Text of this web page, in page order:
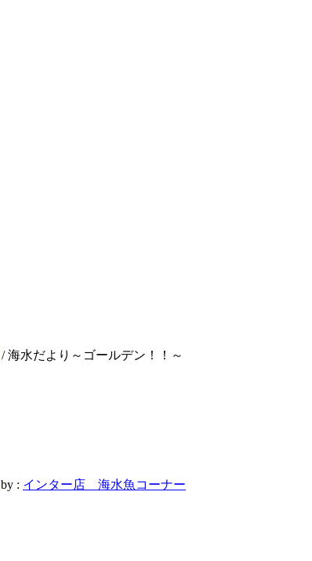
/海水だより～ゴールデン！！～
by : インター店 海水魚コーナー